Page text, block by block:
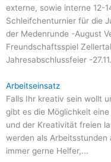
externe, sowie interne 12-
Schleifchenturnier für die
der Medenrunde -August
Freundschaftsspiel
Jahresabschlussfeier -
Arbeitseinsatz
Falls Ihr kreativ sein wollt
gibt es die Möglichkeit
und der Kreativität freien
werden als
immer gerne Helfer,...